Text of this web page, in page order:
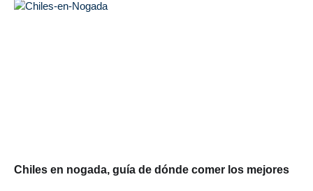
Chiles en nogada, guía de dónde comer los mejores